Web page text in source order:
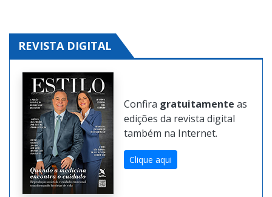
REVISTA DIGITAL
Confiragratuitamente
edições da revista digital